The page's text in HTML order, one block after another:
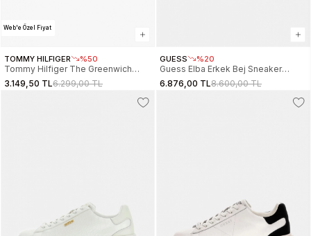
Web'e Özel Fiyat
TOMMY HILFIGER %50
Tommy Hilfiger The Greenwich
Edge Karışık Dokulu Erkek Beyaz
Sneaker EM0EM016720K9
3.149,50 TL6.299,00 TL
GUESS %20
Guess Elba Erkek Bej Sneaker
FMPELAFAL12-BEIBR
6.876,00 TL8.600,00 TL